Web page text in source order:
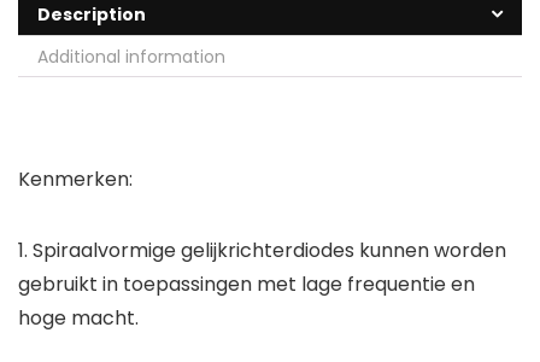
Description
Additional information
Kenmerken:
1. Spiraalvormige gelijkrichterdiodes kunnen worden
gebruikt in toepassingen met lage frequentie en
hoge macht.